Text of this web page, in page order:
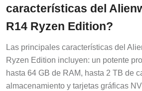
características del
R14 Ryzen Edition?
Las principales características del
Ryzen Edition incluyen: un potente
hasta 64 GB de RAM, hasta 2 TB de
almacenamiento y tarjetas gráficas